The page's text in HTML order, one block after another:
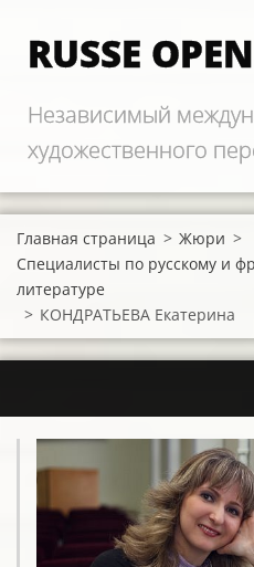
RUSSE OPEN
Независимый
художественного
Главная страница > Жюри >
Специалисты по русскому и
литературе
> КОНДРАТЬЕВА Екатерина